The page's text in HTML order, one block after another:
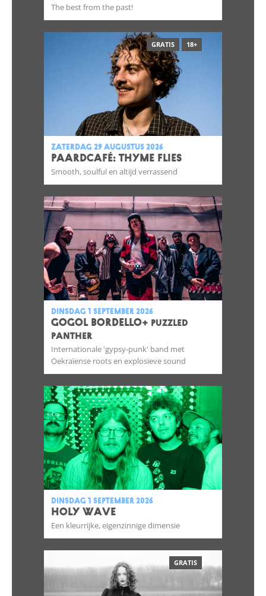
The best from the past!
GRATIS 18+
zaterdag 29 augustus 2026
Paardcafé: Thyme Flies
Smooth, soulful en altijd verrassend
dinsdag 1 september 2026
GOGOL BORDELLO+ Puzzled
Panther
Internationale 'gypsy-punk' band met
Oekraïense roots en explosieve sound
dinsdag 1 september 2026
HOLY WAVE
Een kleurrijke, eigenzinnige dimensie
GRATIS